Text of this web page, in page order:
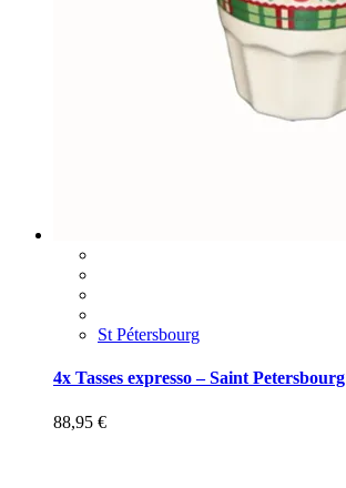
St Pétersbourg
4x Tasses expresso – Saint Petersbourg
88,95 €